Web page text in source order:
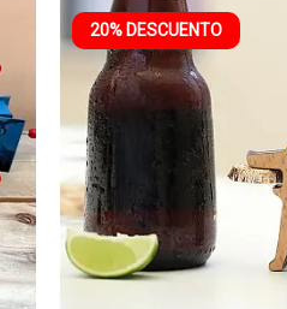
20% DESCUENTO